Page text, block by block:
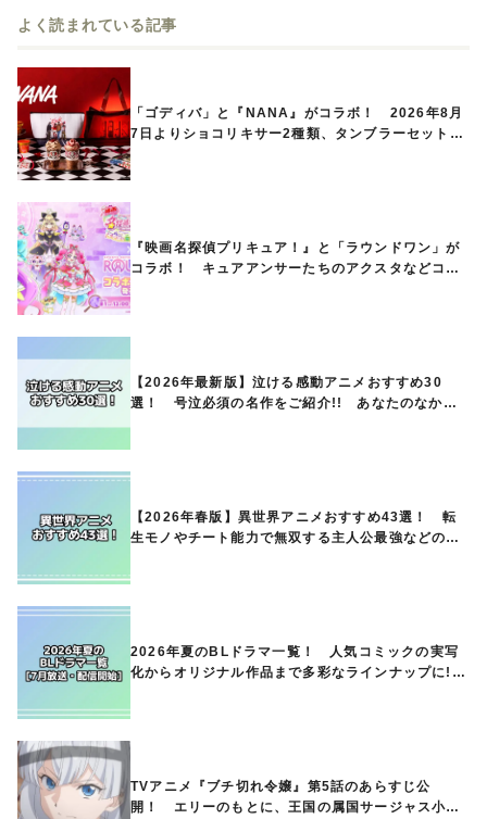
よく読まれている記事
「ゴディバ」と『NANA』がコラボ！ 2026年8月
7日よりショコリキサー2種類、タンブラーセットな
『映画名探偵プリキュア！』と「ラウンドワン」が
コラボ！ キュアアンサーたちのアクスタなどコラ
【2026年最新版】泣ける感動アニメおすすめ30
選！ 号泣必須の名作をご紹介!! あなたのなかの
【2026年春版】異世界アニメおすすめ43選！ 転
生モノやチート能力で無双する主人公最強などの人
2026年夏のBLドラマ一覧！ 人気コミックの実写
化からオリジナル作品まで多彩なラインナップに!!
TVアニメ『ブチ切れ令嬢』第5話のあらすじ公
開！ エリーのもとに、王国の属国サージャス小王